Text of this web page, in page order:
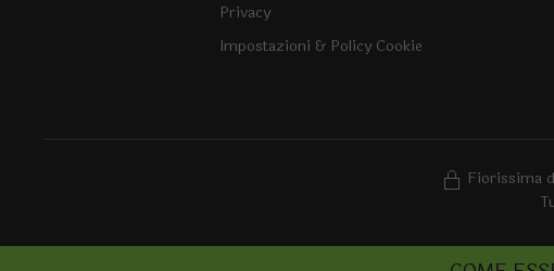
Privacy
Impostazioni & Policy Cookie
Fiorissima